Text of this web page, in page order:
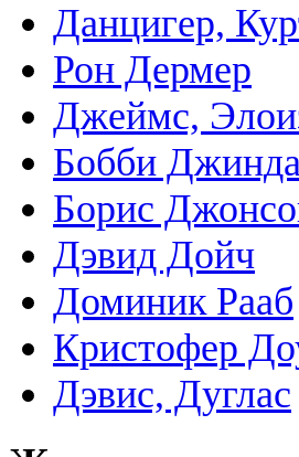
Данцигер,
Рон Дермер
Джеймс,
Бобби
Борис
Дэвид Дойч
Доминик Рааб
Кристофер
Дэвис, Дуглас